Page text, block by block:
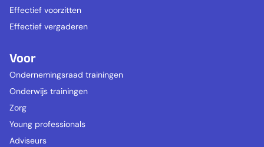
Effectief voorzitten
Effectief vergaderen
Voor
Ondernemingsraad trainingen
Onderwijs trainingen
Zorg
Young professionals
Adviseurs